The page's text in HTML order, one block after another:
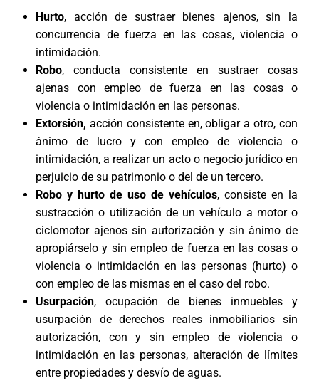
Hurto, acción de sustraer bienes ajenos, sin la
concurrencia de fuerza en las cosas, violencia o
intimidación.
Robo, conducta consistente en sustraer cosas
ajenas con empleo de fuerza en las cosas o
violencia o intimidación en las personas.
Extorsión, acción consistente en, obligar a otro, con
ánimo de lucro y con empleo de violencia o
intimidación, a realizar un acto o negocio jurídico en
perjuicio de su patrimonio o del de un tercero.
Robo y hurto de uso de vehículos, consiste en la
sustracción o utilización de un vehículo a motor o
ciclomotor ajenos sin autorización y sin ánimo de
apropiárselo y sin empleo de fuerza en las cosas o
violencia o intimidación en las personas (hurto) o
con empleo de las mismas en el caso del robo.
Usurpación, ocupación de bienes inmuebles y
usurpación de derechos reales inmobiliarios sin
autorización, con y sin empleo de violencia o
intimidación en las personas, alteración de límites
entre propiedades y desvío de aguas.